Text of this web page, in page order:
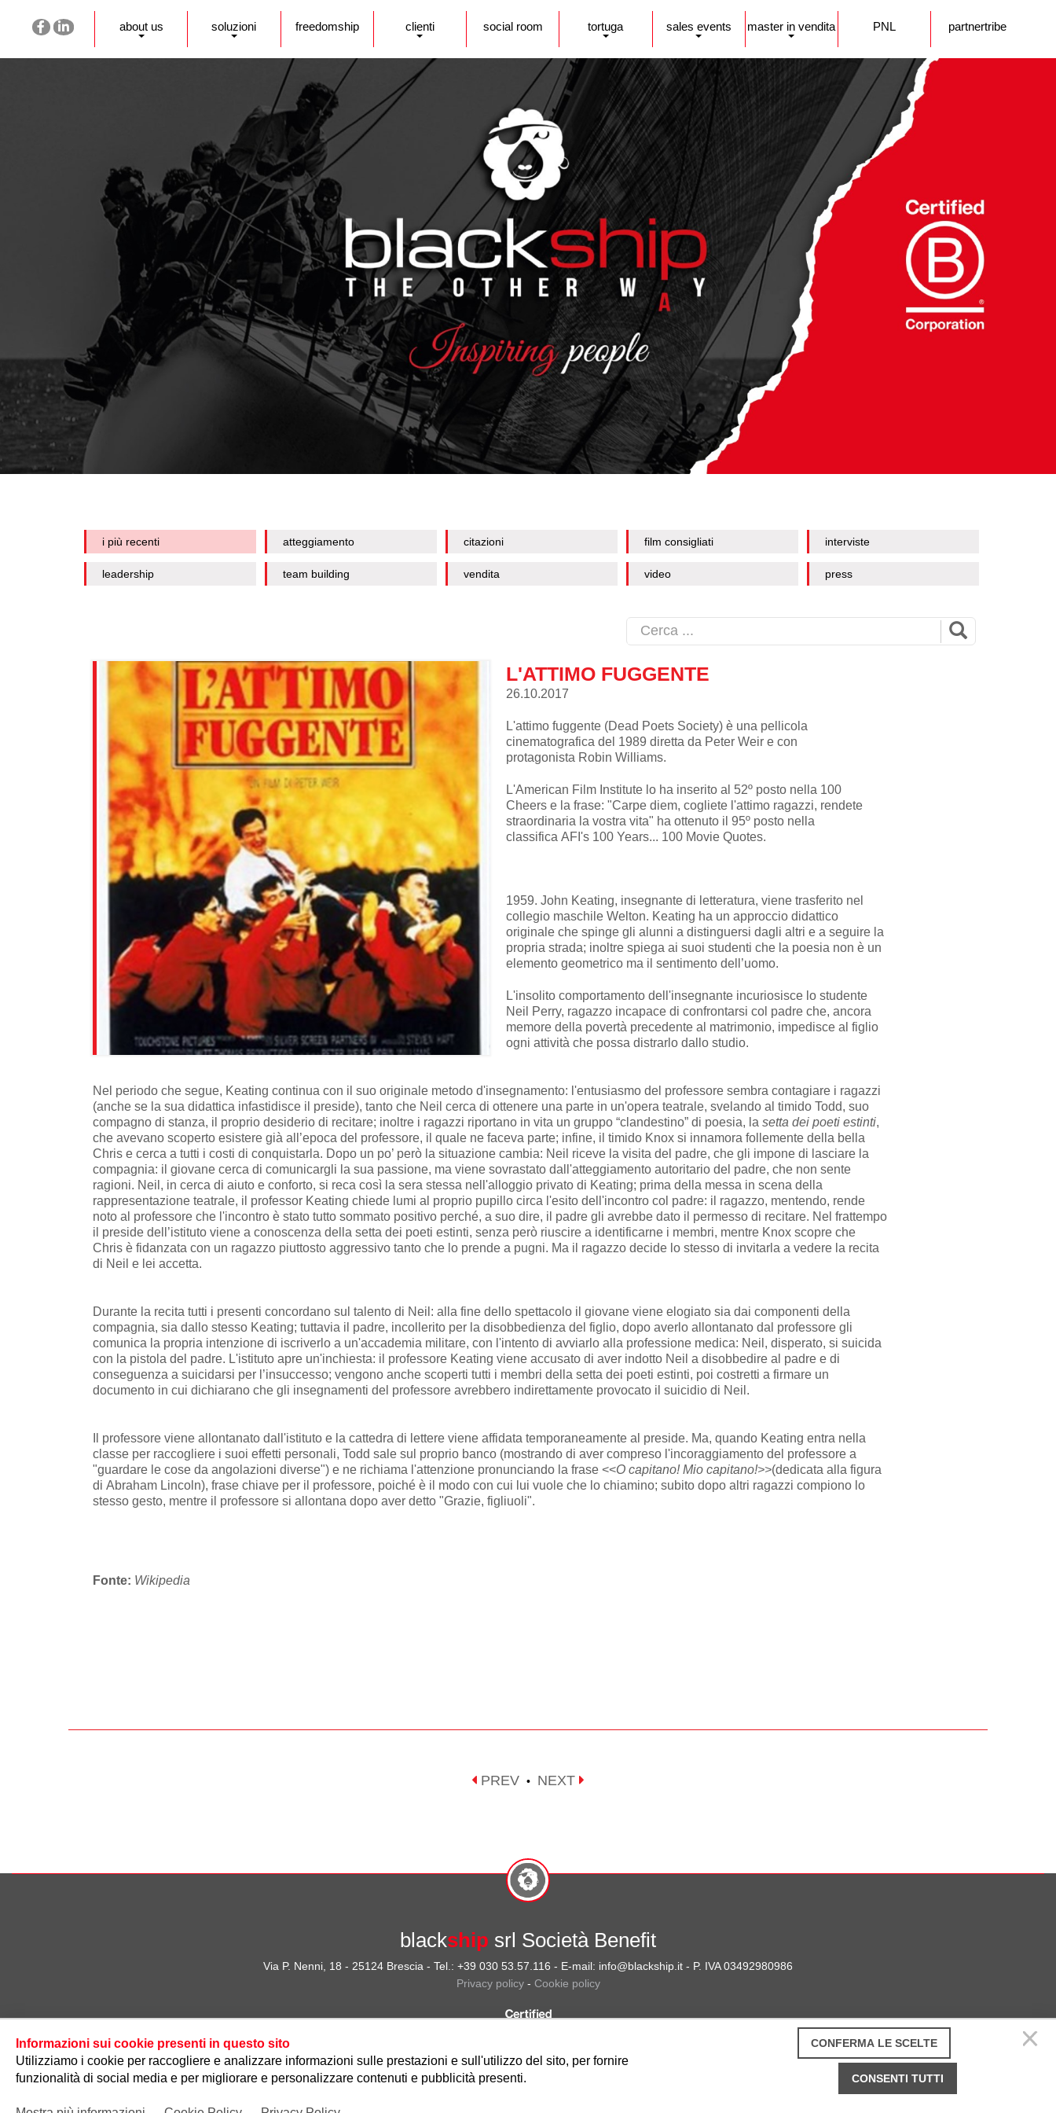
about us soluzioni freedomship clienti social room tortuga sales events master in vendita PNL partnertribe
i più recenti atteggiamento citazioni film consigliati interviste
leadership team building vendita video press
L'ATTIMO FUGGENTE
26.10.2017
L'attimo fuggente (Dead Poets Society) è una pellicola
cinematografica del 1989 diretta da Peter Weir e con
protagonista Robin Williams.
L'American Film Institute lo ha inserito al 52º posto nella 100
Cheers e la frase: "Carpe diem, cogliete l'attimo ragazzi, rendete
straordinaria la vostra vita" ha ottenuto il 95º posto nella
classifica AFI's 100 Years... 100 Movie Quotes.
1959. John Keating, insegnante di letteratura, viene trasferito nel
collegio maschile Welton. Keating ha un approccio didattico
originale che spinge gli alunni a distinguersi dagli altri e a seguire la
propria strada; inoltre spiega ai suoi studenti che la poesia non è un
elemento geometrico ma il sentimento dell’uomo.
L'insolito comportamento dell'insegnante incuriosisce lo studente
Neil Perry, ragazzo incapace di confrontarsi col padre che, ancora
memore della povertà precedente al matrimonio, impedisce al figlio
ogni attività che possa distrarlo dallo studio.
Nel periodo che segue, Keating continua con il suo originale metodo d'insegnamento: l'entusiasmo del professore sembra contagiare i ragazzi
(anche se la sua didattica infastidisce il preside), tanto che Neil cerca di ottenere una parte in un'opera teatrale, svelando al timido Todd, suo
compagno di stanza, il proprio desiderio di recitare; inoltre i ragazzi riportano in vita un gruppo “clandestino” di poesia, la setta dei poeti estinti,
che avevano scoperto esistere già all’epoca del professore, il quale ne faceva parte; infine, il timido Knox si innamora follemente della bella
Chris e cerca a tutti i costi di conquistarla. Dopo un po’ però la situazione cambia: Neil riceve la visita del padre, che gli impone di lasciare la
compagnia: il giovane cerca di comunicargli la sua passione, ma viene sovrastato dall'atteggiamento autoritario del padre, che non sente
ragioni. Neil, in cerca di aiuto e conforto, si reca così la sera stessa nell'alloggio privato di Keating; prima della messa in scena della
rappresentazione teatrale, il professor Keating chiede lumi al proprio pupillo circa l'esito dell'incontro col padre: il ragazzo, mentendo, rende
noto al professore che l'incontro è stato tutto sommato positivo perché, a suo dire, il padre gli avrebbe dato il permesso di recitare. Nel frattempo
il preside dell’istituto viene a conoscenza della setta dei poeti estinti, senza però riuscire a identificarne i membri, mentre Knox scopre che
Chris è fidanzata con un ragazzo piuttosto aggressivo tanto che lo prende a pugni. Ma il ragazzo decide lo stesso di invitarla a vedere la recita
di Neil e lei accetta.
Durante la recita tutti i presenti concordano sul talento di Neil: alla fine dello spettacolo il giovane viene elogiato sia dai componenti della
compagnia, sia dallo stesso Keating; tuttavia il padre, incollerito per la disobbedienza del figlio, dopo averlo allontanato dal professore gli
comunica la propria intenzione di iscriverlo a un'accademia militare, con l'intento di avviarlo alla professione medica: Neil, disperato, si suicida
con la pistola del padre. L'istituto apre un'inchiesta: il professore Keating viene accusato di aver indotto Neil a disobbedire al padre e di
conseguenza a suicidarsi per l’insuccesso; vengono anche scoperti tutti i membri della setta dei poeti estinti, poi costretti a firmare un
documento in cui dichiarano che gli insegnamenti del professore avrebbero indirettamente provocato il suicidio di Neil.
Il professore viene allontanato dall'istituto e la cattedra di lettere viene affidata temporaneamente al preside. Ma, quando Keating entra nella
classe per raccogliere i suoi effetti personali, Todd sale sul proprio banco (mostrando di aver compreso l'incoraggiamento del professore a
"guardare le cose da angolazioni diverse") e ne richiama l'attenzione pronunciando la frase <<O capitano! Mio capitano!>>(dedicata alla figura
di Abraham Lincoln), frase chiave per il professore, poiché è il modo con cui lui vuole che lo chiamino; subito dopo altri ragazzi compiono lo
stesso gesto, mentre il professore si allontana dopo aver detto "Grazie, figliuoli".
Fonte: Wikipedia
PREV • NEXT
blackship srl Società Benefit
Via P. Nenni, 18 - 25124 Brescia - Tel.: +39 030 53.57.116 - E-mail: info@blackship.it - P. IVA 03492980986
Privacy policy- Cookie policy
CONFERMA LE SCELTE
CONSENTI TUTTI
Informazioni sui cookie presenti in questo sito
Utilizziamo i cookie per raccogliere e analizzare informazioni sulle prestazioni e sull'utilizzo del sito, per fornire
funzionalità di social media e per migliorare e personalizzare contenuti e pubblicità presenti.